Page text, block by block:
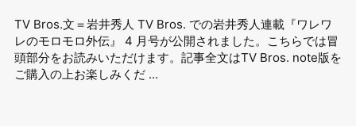
TV Bros.文＝岩井秀人 TV Bros. での岩井秀⼈連載『ワレワ
レのモロモロ外伝』 4 ⽉号が公開されました。こちらでは冒
頭部分をお読みいただけます。記事全文はTV Bros. note版を
ご購入の上お楽しみくだ …